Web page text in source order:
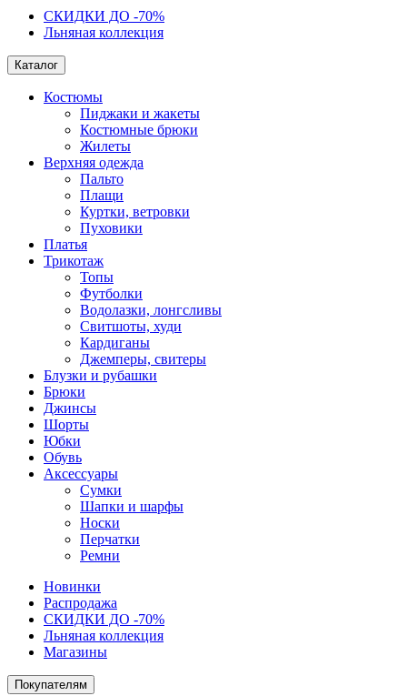
СКИДКИ ДО -70%
Льняная коллекция
Каталог
Костюмы
Пиджаки и жакеты
Костюмные брюки
Жилеты
Верхняя одежда
Пальто
Плащи
Куртки, ветровки
Пуховики
Платья
Трикотаж
Топы
Футболки
Водолазки, лонгсливы
Свитшоты, худи
Кардиганы
Джемперы, свитеры
Блузки и рубашки
Брюки
Джинсы
Шорты
Юбки
Обувь
Аксессуары
Сумки
Шапки и шарфы
Носки
Перчатки
Ремни
Новинки
Распродажа
СКИДКИ ДО -70%
Льняная коллекция
Магазины
Покупателям